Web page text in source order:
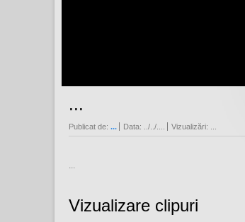
...
Publicat de: ... Data: ../../.... Vizualizări:
...
Vizualizare clipuri